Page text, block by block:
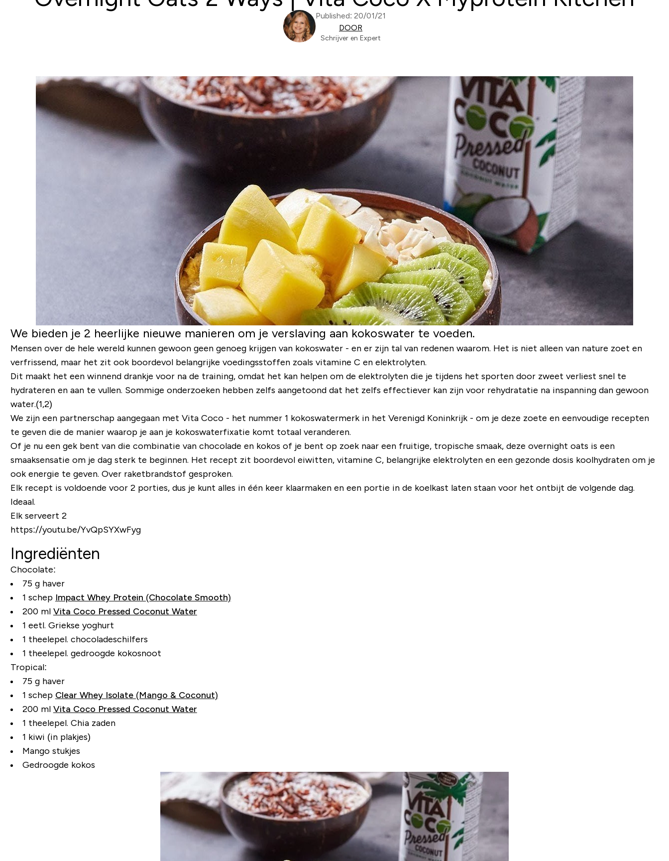
Published: 20/01/21
DOOR
Schrijver en Expert
We bieden je 2 heerlijke nieuwe manieren om je verslaving aan kokoswater te voeden.
Mensen over de hele wereld kunnen gewoon geen genoeg krijgen van kokoswater - en er zijn tal van redenen waarom. Het is niet alleen van nature zoet en
verfrissend, maar het zit ook boordevol belangrijke voedingsstoffen zoals vitamine C en elektrolyten.
Dit maakt het een winnend drankje voor na de training, omdat het kan helpen om de elektrolyten die je tijdens het sporten door zweet verliest snel te
hydrateren en aan te vullen. Sommige onderzoeken hebben zelfs aangetoond dat het zelfs effectiever kan zijn voor rehydratatie na inspanning dan gewoon
water.(1,2)
We zijn een partnerschap aangegaan met Vita Coco - het nummer 1 kokoswatermerk in het Verenigd Koninkrijk - om je deze zoete en eenvoudige recepten
te geven die de manier waarop je aan je kokoswaterfixatie komt totaal veranderen.
Of je nu een gek bent van die combinatie van chocolade en kokos of je bent op zoek naar een fruitige, tropische smaak, deze overnight oats is een
smaaksensatie om je dag sterk te beginnen. Het recept zit boordevol eiwitten, vitamine C, belangrijke elektrolyten en een gezonde dosis koolhydraten om je
ook energie te geven. Over raketbrandstof gesproken.
Elk recept is voldoende voor 2 porties, dus je kunt alles in één keer klaarmaken en een portie in de koelkast laten staan ​​voor het ontbijt de volgende dag.
Ideaal.
Elk serveert 2
https://youtu.be/YvQpSYXwFyg
Ingrediënten
Chocolate:
75 g haver
1 schep Impact Whey Protein (Chocolate Smooth)
200 ml Vita Coco Pressed Coconut Water
1 eetl. Griekse yoghurt
1 theelepel. chocoladeschilfers
1 theelepel. gedroogde kokosnoot
Tropical:
75 g haver
1 schep Clear Whey Isolate (Mango & Coconut)
200 ml Vita Coco Pressed Coconut Water
1 theelepel. Chia zaden
1 kiwi (in plakjes)
Mango stukjes
Gedroogde kokos